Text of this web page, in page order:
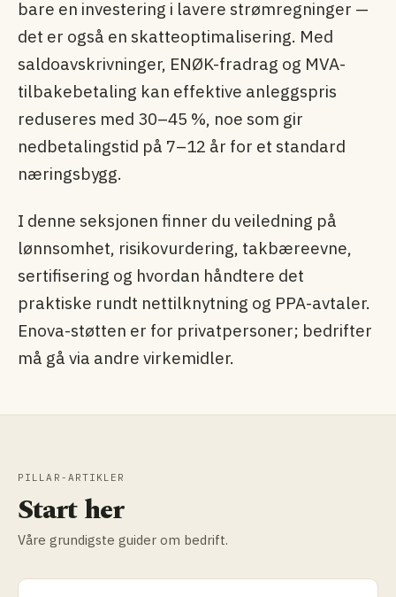
bare en investering i lavere strømregninger —
det er også en skatteoptimalisering. Med
saldoavskrivninger, ENØK-fradrag og MVA-
tilbakebetaling kan effektive anleggspris
reduseres med 30–45 %, noe som gir
nedbetalingstid på 7–12 år for et standard
næringsbygg.
I denne seksjonen finner du veiledning på
lønnsomhet, risikovurdering, takbæreevne,
sertifisering og hvordan håndtere det
praktiske rundt nettilknytning og PPA-avtaler.
Enova-støtten er for privatpersoner; bedrifter
må gå via andre virkemidler.
PILLAR-ARTIKLER
Start her
Våre grundigste guider om bedrift.